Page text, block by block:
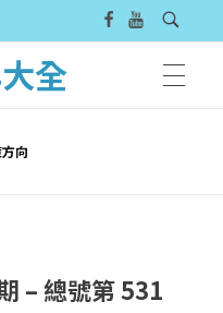
全
向
– 總號第 531